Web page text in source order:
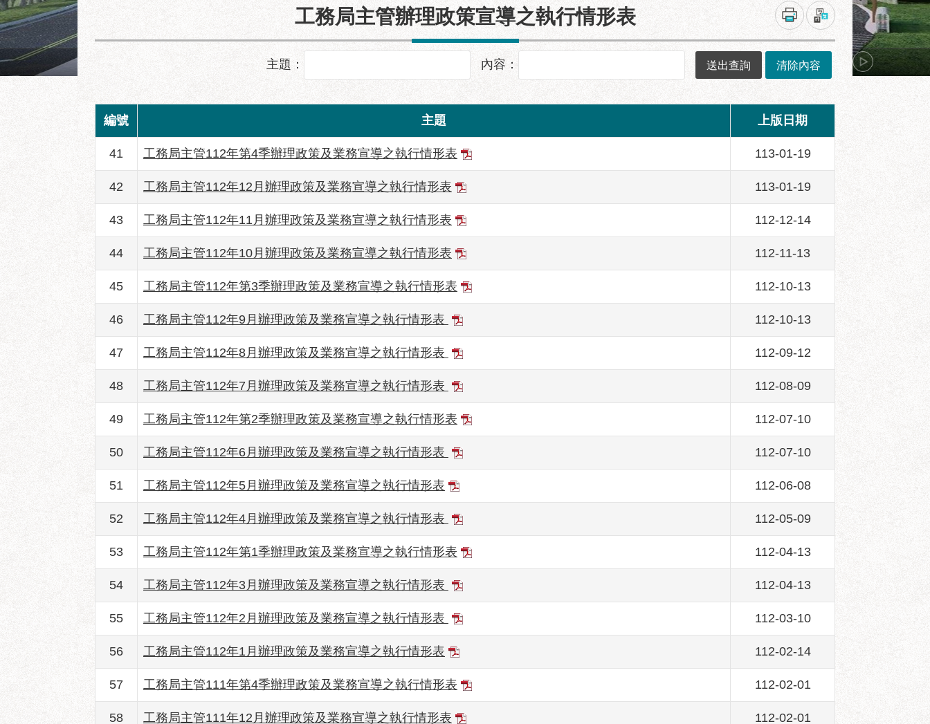
陽明教養院永福之家西南向建築透視圖
工務局主管辦理政策宣導之執行情形表
主題： 內容：
編號 主題 上版日期
41 工務局主管112年第4季辦理政策及業務宣導之執行情形表 113-01-19
42 工務局主管112年12月辦理政策及業務宣導之執行情形表 113-01-19
43 工務局主管112年11月辦理政策及業務宣導之執行情形表 112-12-14
44 工務局主管112年10月辦理政策及業務宣導之執行情形表 112-11-13
45 工務局主管112年第3季辦理政策及業務宣導之執行情形表 112-10-13
46 工務局主管112年9月辦理政策及業務宣導之執行情形表 112-10-13
47 工務局主管112年8月辦理政策及業務宣導之執行情形表 112-09-12
48 工務局主管112年7月辦理政策及業務宣導之執行情形表 112-08-09
49 工務局主管112年第2季辦理政策及業務宣導之執行情形表 112-07-10
50 工務局主管112年6月辦理政策及業務宣導之執行情形表 112-07-10
51 工務局主管112年5月辦理政策及業務宣導之執行情形表 112-06-08
52 工務局主管112年4月辦理政策及業務宣導之執行情形表 112-05-09
53 工務局主管112年第1季辦理政策及業務宣導之執行情形表 112-04-13
54 工務局主管112年3月辦理政策及業務宣導之執行情形表 112-04-13
55 工務局主管112年2月辦理政策及業務宣導之執行情形表 112-03-10
56 工務局主管112年1月辦理政策及業務宣導之執行情形表 112-02-14
57 工務局主管111年第4季辦理政策及業務宣導之執行情形表 112-02-01
58 工務局主管111年12月辦理政策及業務宣導之執行情形表 112-02-01